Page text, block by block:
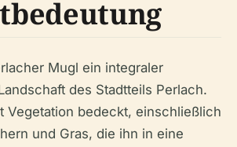
Mugl ein integraler
des Stadtteils Perlach.
Vegetation bedeckt, einschließlich
und Gras, die ihn in eine